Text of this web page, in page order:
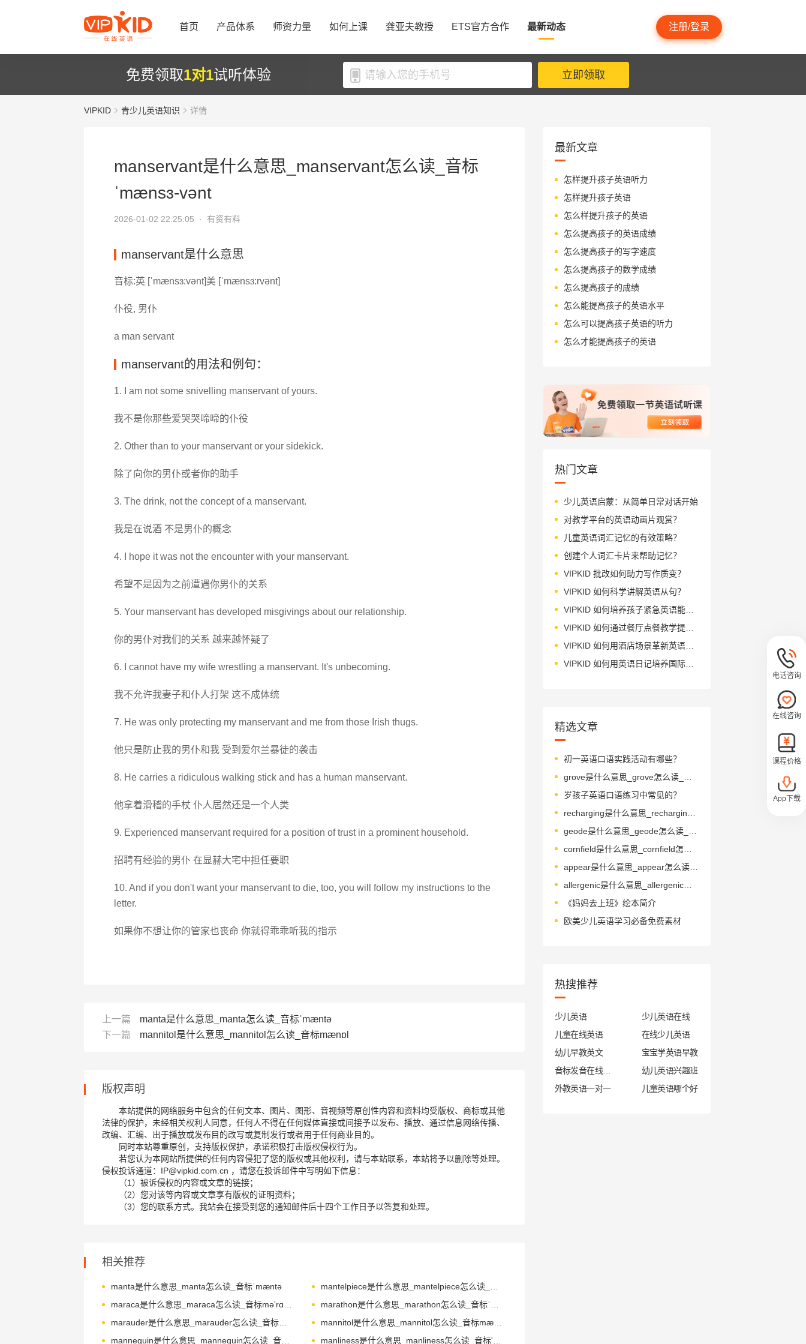
首页 产品体系 师资力量 如何上课 龚亚夫教授 ETS官方合作 最新动态 注册/登录
免费领取1对1试听体验 立即领取
VIPKID 青少儿英语知识 详情
manservant是什么意思_manservant怎么读_音标
ˈmænsɜ-vənt
2026-01-02 22:25:05 · 有资有料
manservant是什么意思
音标:英 [ˈmænsɜ:vənt]美 [ˈmænsɜ:rvənt]
仆役, 男仆
a man servant
manservant的用法和例句：
1. I am not some snivelling manservant of yours.
我不是你那些爱哭哭啼啼的仆役
2. Other than to your manservant or your sidekick.
除了向你的男仆或者你的助手
3. The drink, not the concept of a manservant.
我是在说酒 不是男仆的概念
4. I hope it was not the encounter with your manservant.
希望不是因为之前遭遇你男仆的关系
5. Your manservant has developed misgivings about our relationship.
你的男仆对我们的关系 越来越怀疑了
6. I cannot have my wife wrestling a manservant. It's unbecoming.
我不允许我妻子和仆人打架 这不成体统
7. He was only protecting my manservant and me from those Irish thugs.
他只是防止我的男仆和我 受到爱尔兰暴徒的袭击
8. He carries a ridiculous walking stick and has a human manservant.
他拿着滑稽的手杖 仆人居然还是一个人类
9. Experienced manservant required for a position of trust in a prominent household.
招聘有经验的男仆 在显赫大宅中担任要职
10. And if you don't want your manservant to die, too, you will follow my instructions to the
letter.
如果你不想让你的管家也丧命 你就得乖乖听我的指示
上一篇
manta是什么意思_manta怎么读_音标ˈmæntə
下一篇
mannitol是什么意思_mannitol怎么读_音标mænɒl
版权声明
本站提供的网络服务中包含的任何文本、图片、图形、音视频等原创性内容和资料均受版权、商标或其他
法律的保护，未经相关权利人同意，任何人不得在任何媒体直接或间接予以发布、播放、通过信息网络传播、
改编、汇编、出于播放或发布目的改写或复制发行或者用于任何商业目的。
同时本站尊重原创，支持版权保护，承诺积极打击版权侵权行为。
若您认为本网站所提供的任何内容侵犯了您的版权或其他权利，请与本站联系，本站将予以删除等处理。
侵权投诉通道：IP@vipkid.com.cn ，请您在投诉邮件中写明如下信息：
（1）被诉侵权的内容或文章的链接；
（2）您对该等内容或文章享有版权的证明资料；
（3）您的联系方式。我站会在接受到您的通知邮件后十四个工作日予以答复和处理。
相关推荐
manta是什么意思_manta怎么读_音标ˈmæntə
marauder是什么意思_marauder怎么读_音标mә'rɔ-dә
mannitol是什么意思_mannitol怎么读_音标mænɒl
mannequin是什么意思_mannequin怎么读_音标ˈmænɪkɪn
最新文章
怎样提升孩子英语听力
怎样提升孩子英语
怎么样提升孩子的英语
怎么提高孩子的英语成绩
怎么提高孩子的写字速度
怎么提高孩子的数学成绩
怎么提高孩子的成绩
怎么能提高孩子的英语水平
怎么可以提高孩子英语的听力
怎么才能提高孩子的英语
热门文章
少儿英语启蒙：从简单日常对话开始
对教学平台的英语动画片观赏？
儿童英语词汇记忆的有效策略？
创建个人词汇卡片来帮助记忆？
VIPKID 批改如何助力写作质变？
VIPKID 如何科学讲解英语从句？
VIPKID 如何培养孩子紧急英语能力？
VIPKID 如何通过餐厅点餐教学提升少儿英语应用能力？
VIPKID 如何用酒店场景革新英语教学？
VIPKID 如何用英语日记培养国际化人才？
精选文章
初一英语口语实践活动有哪些？
岁孩子英语口语练习中常见的？
appear是什么意思_appear怎么读_音标ə'pɪə(r)
allergenic是什么意思_allergenic怎么读_音标əlɜ-'dʒenɪk
《妈妈去上班》绘本简介
欧美少儿英语学习必备免费素材
热搜推荐
少儿英语
少儿英语在线
儿童在线英语
在线少儿英语
幼儿早教英文
宝宝学英语早教
幼儿英语兴趣班
外教英语一对一
儿童英语哪个好
电话咨询
在线咨询
课程价格
App下载